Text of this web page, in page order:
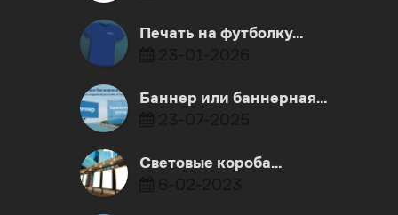
Печать на футболку…
Баннер или баннерная…
Световые короба…